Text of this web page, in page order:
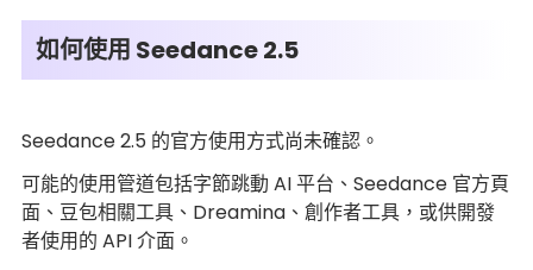
如何使用 Seedance 2.5
Seedance 2.5 的官方使用方式尚未確認。
可能的使用管道包括字節跳動 AI 平台、Seedance 官方頁
面、豆包相關工具、Dreamina、創作者工具，或供開發
者使用的 API 介面。